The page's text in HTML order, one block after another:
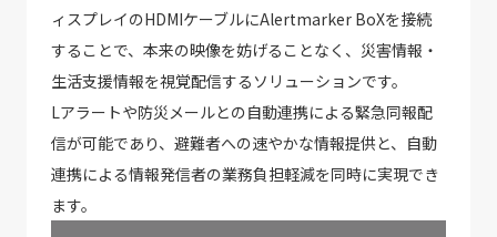
ィスプレイのHDMIケーブルにAlertmarker BoXを接続
することで、本来の映像を妨げることなく、災害情報・
生活支援情報を視覚配信するソリューションです。
Lアラートや防災メールとの自動連携による緊急同報配
信が可能であり、避難者への速やかな情報提供と、自動
連携による情報発信者の業務負担軽減を同時に実現でき
ます。